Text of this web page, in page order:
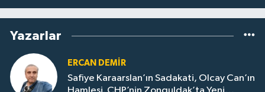
Yazarlar
ERCAN DEMIR
Safiye Karaarslan’ın Sadakati, Olcay Can’ın